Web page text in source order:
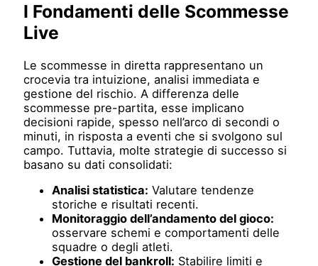
I Fondamenti delle Scommesse
Live
Le scommesse in diretta rappresentano un
crocevia tra intuizione, analisi immediata e
gestione del rischio. A differenza delle
scommesse pre-partita, esse implicano
decisioni rapide, spesso nell’arco di secondi o
minuti, in risposta a eventi che si svolgono sul
campo. Tuttavia, molte strategie di successo si
basano su dati consolidati:
Analisi statistica: Valutare tendenze
storiche e risultati recenti.
Monitoraggio dell’andamento del gioco:
osservare schemi e comportamenti delle
squadre o degli atleti.
Gestione del bankroll: Stabilire limiti e